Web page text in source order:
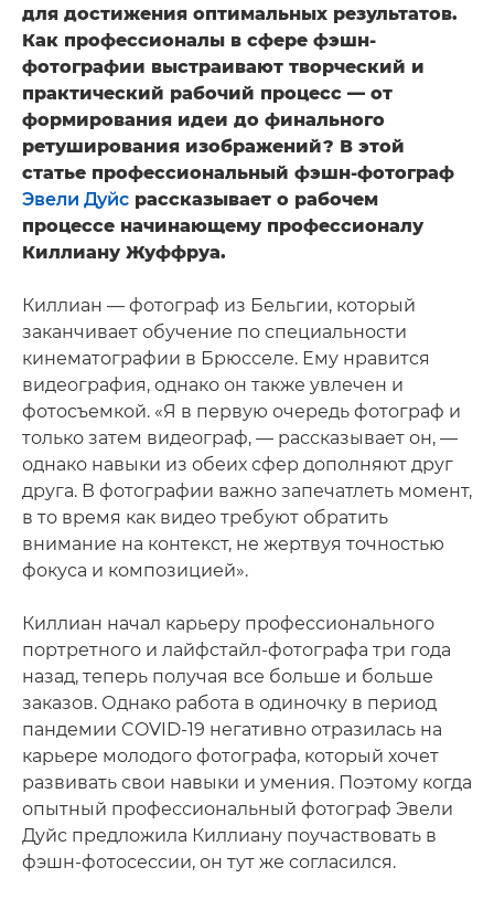
для достижения оптимальных результатов.
Как профессионалы в сфере фэшн-
фотографии выстраивают творческий и
практический рабочий процесс — от
формирования идеи до финального
ретуширования изображений? В этой
статье профессиональный фэшн-фотограф
Эвели Дуйс рассказывает о рабочем
процессе начинающему профессионалу
Киллиану Жуффруа.
Киллиан — фотограф из Бельгии, который
заканчивает обучение по специальности
кинематографии в Брюсселе. Ему нравится
видеография, однако он также увлечен и
фотосъемкой. «Я в первую очередь фотограф и
только затем видеограф, — рассказывает он, —
однако навыки из обеих сфер дополняют друг
друга. В фотографии важно запечатлеть момент,
в то время как видео требуют обратить
внимание на контекст, не жертвуя точностью
фокуса и композицией».
Киллиан начал карьеру профессионального
портретного и лайфстайл-фотографа три года
назад, теперь получая все больше и больше
заказов. Однако работа в одиночку в период
пандемии COVID-19 негативно отразилась на
карьере молодого фотографа, который хочет
развивать свои навыки и умения. Поэтому когда
опытный профессиональный фотограф Эвели
Дуйс предложила Киллиану поучаствовать в
фэшн-фотосессии, он тут же согласился.